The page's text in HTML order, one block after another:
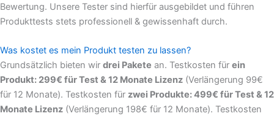
Bewertung. Unsere Tester sind hierfür ausgebildet und führen
Produkttests stets professionell & gewissenhaft durch.
Was kostet es mein Produkt testen zu lassen?
Grundsätzlich bieten wir drei Pakete an. Testkosten für ein
Produkt: 299€ für Test & 12 Monate Lizenz (Verlängerung 99€
für 12 Monate). Testkosten für zwei Produkte: 499€ für Test & 12
Monate Lizenz (Verlängerung 198€ für 12 Monate). Testkosten